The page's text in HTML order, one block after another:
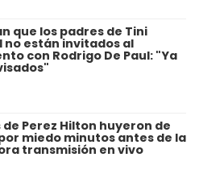
que los padres de Tini
no están invitados al
con Rodrigo De Paul: "Ya
de Perez Hilton huyeron de
miedo minutos antes de la
transmisión en vivo